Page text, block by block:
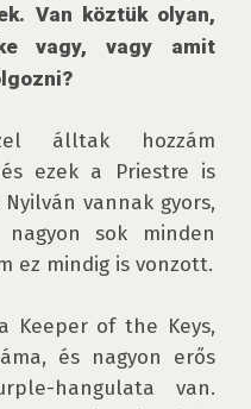
Van köztük olyan,
vagy, vagy amit
álltak hozzám
ezek a Priestre is
vannak gyors,
sok minden
ez mindig is vonzott.
Keeper of the Keys,
és nagyon erős
hangulata van.